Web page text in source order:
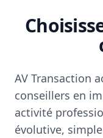
AV Transaction
conseillers en
activité
évolutive,